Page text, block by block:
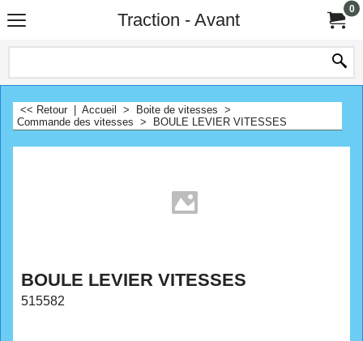
Traction - Avant
0
<< Retour Accueil > Boite de vitesses >
Commande des vitesses > BOULE LEVIER VITESSES
BOULE LEVIER VITESSES
515582